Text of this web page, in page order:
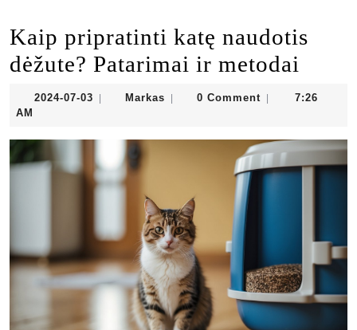
Kaip pripratinti katę naudotis
dėžute? Patarimai ir metodai
2024-07-03 2024-
Markas Markas0 Comment
7:26
AM